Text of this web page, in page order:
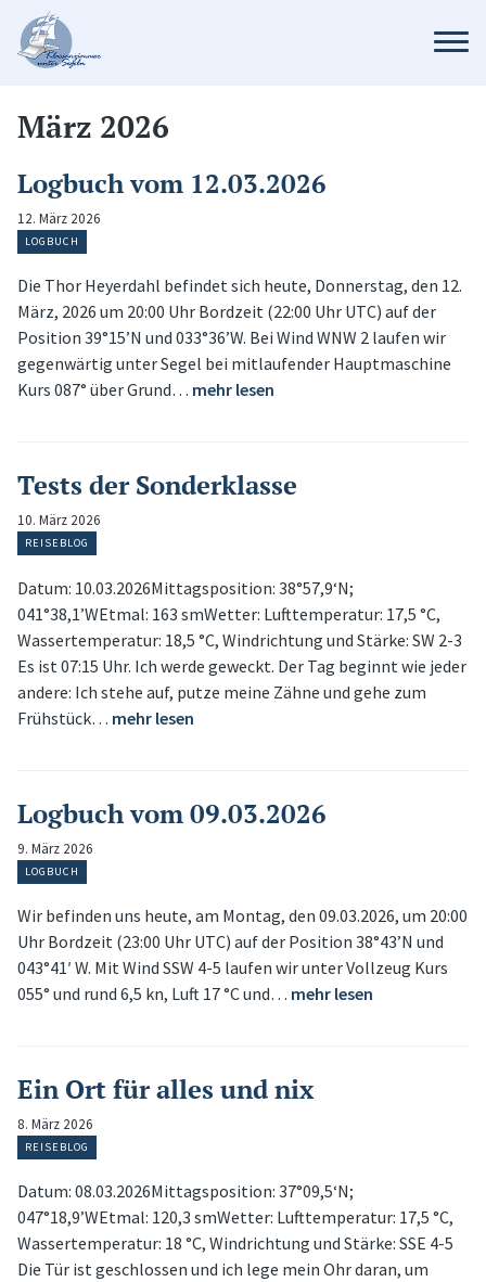
März 2026
Logbuch vom 12.03.2026
12. März 2026
LOGBUCH
Die Thor Heyerdahl befindet sich heute, Donnerstag, den 12.
März, 2026 um 20:00 Uhr Bordzeit (22:00 Uhr UTC) auf der
Position 39°15’N und 033°36’W. Bei Wind WNW 2 laufen wir
gegenwärtig unter Segel bei mitlaufender Hauptmaschine
Kurs 087° über Grund… mehr lesen
Tests der Sonderklasse
10. März 2026
REISEBLOG
Datum: 10.03.2026Mittagsposition: 38°57,9‘N;
041°38,1’WEtmal: 163 smWetter: Lufttemperatur: 17,5 °C,
Wassertemperatur: 18,5 °C, Windrichtung und Stärke: SW 2-3
Es ist 07:15 Uhr. Ich werde geweckt. Der Tag beginnt wie jeder
andere: Ich stehe auf, putze meine Zähne und gehe zum
Frühstück… mehr lesen
Logbuch vom 09.03.2026
9. März 2026
LOGBUCH
Wir befinden uns heute, am Montag, den 09.03.2026, um 20:00
Uhr Bordzeit (23:00 Uhr UTC) auf der Position 38°43’N und
043°41′ W. Mit Wind SSW 4-5 laufen wir unter Vollzeug Kurs
055° und rund 6,5 kn, Luft 17 °C und… mehr lesen
Ein Ort für alles und nix
8. März 2026
REISEBLOG
Datum: 08.03.2026Mittagsposition: 37°09,5‘N;
047°18,9’WEtmal: 120,3 smWetter: Lufttemperatur: 17,5 °C,
Wassertemperatur: 18 °C, Windrichtung und Stärke: SSE 4-5
Die Tür ist geschlossen und ich lege mein Ohr daran, um